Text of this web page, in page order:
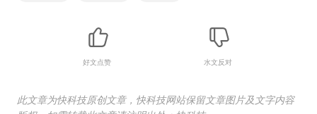
好文点赞 水文反对
此文章为快科技原创文章，快科技网站保留文章图片及文字内容